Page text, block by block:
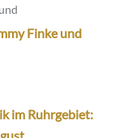
Finke und
im Ruhrgebiet: